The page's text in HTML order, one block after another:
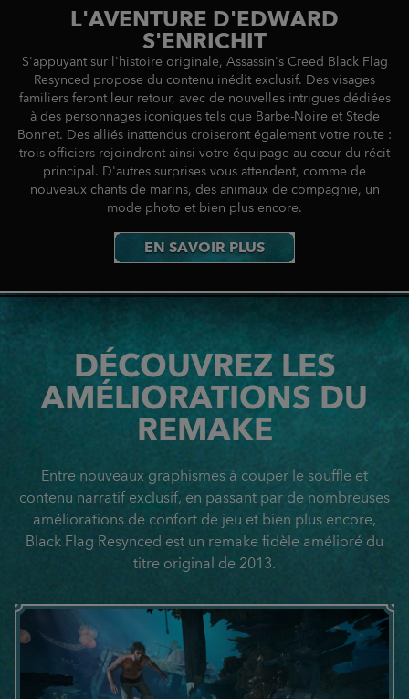
L'AVENTURE D'EDWARD
S'ENRICHIT
S'appuyant sur l'histoire originale, Assassin's Creed Black Flag
Resynced propose du contenu inédit exclusif. Des visages
familiers feront leur retour, avec de nouvelles intrigues dédiées
à des personnages iconiques tels que Barbe-Noire et Stede
Bonnet. Des alliés inattendus croiseront également votre route :
trois officiers rejoindront ainsi votre équipage au cœur du récit
principal. D'autres surprises vous attendent, comme de
nouveaux chants de marins, des animaux de compagnie, un
mode photo et bien plus encore.
EN SAVOIR PLUS
DÉCOUVREZ LES
AMÉLIORATIONS DU
REMAKE
Entre nouveaux graphismes à couper le souffle et
contenu narratif exclusif, en passant par de nombreuses
améliorations de confort de jeu et bien plus encore,
Black Flag Resynced est un remake fidèle amélioré du
titre original de 2013.